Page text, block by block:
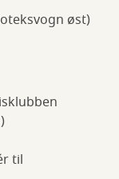
øst)
til